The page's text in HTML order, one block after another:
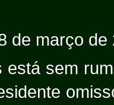
de março de
está sem